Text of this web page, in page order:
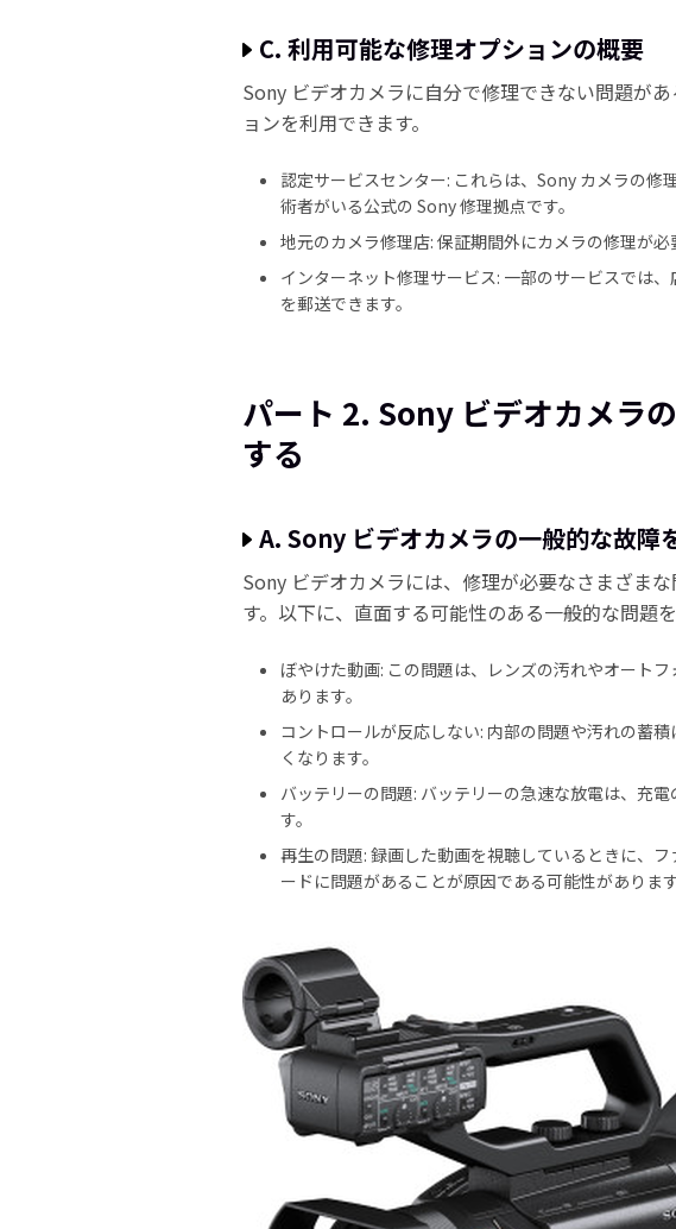
C. 利用可能な修理オプションの概要
Sony ビデオカメラに自分で修理できない問題が
ョンを利用できます。
認定サービスセンター: これらは、Sony カメラの修
術者がいる公式の Sony 修理拠点です。
地元のカメラ修理店: 保証期間外にカメラの修理が必
インターネット修理サービス: 一部のサービスでは
を郵送できます。
パート 2. Sony ビデオカメラ
する
A. Sony ビデオカメラの一般的な故障
Sony ビデオカメラには、修理が必要なさまざま
す。以下に、直面する可能性のある一般的な問題
ぼやけた動画: この問題は、レンズの汚れやオート
あります。
コントロールが反応しない: 内部の問題や汚れの蓄
くなります。
バッテリーの問題: バッテリーの急速な放電は、充
す。
再生の問題: 録画した動画を視聴しているときに、
ードに問題があることが原因である可能性があります